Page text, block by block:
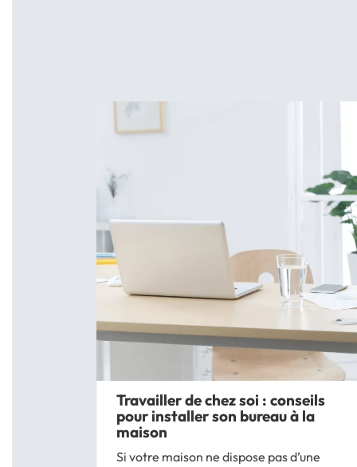
Travailler de chez soi : conseils
pour installer son bureau à la
maison
Si votre maison ne dispose pas d’une